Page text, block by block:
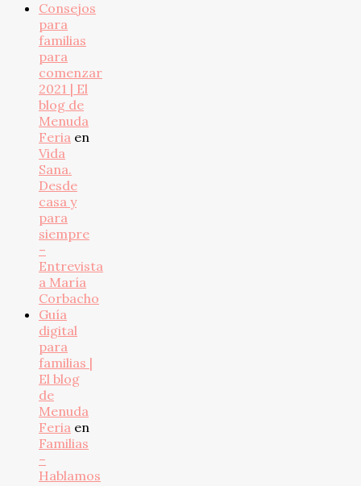
Consejos
para
familias
para
comenzar
2021 | El
blog de
Menuda
Feria en
Vida
Sana.
Desde
casa y
para
siempre
–
Entrevista
a María
Corbacho
Guía
digital
para
familias |
El blog
de
Menuda
Feria en
Familias
–
Hablamos